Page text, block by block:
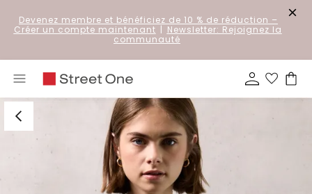
Devenez membre et bénéficiez de 10 % de réduction –
Créer un compte maintenant | Newsletter: Rejoignez la
communauté